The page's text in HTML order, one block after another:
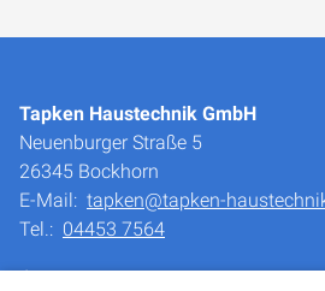
Tapken Haustechnik GmbH
Neuenburger Straße 5
26345 Bockhorn
E-Mail: tapken@tapken-
Tel.: 04453 7564
Impressum